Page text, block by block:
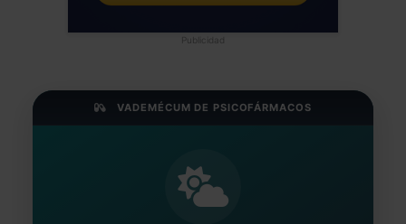
Publicidad
VADEMÉCUM DE PSICOFÁRMACOS